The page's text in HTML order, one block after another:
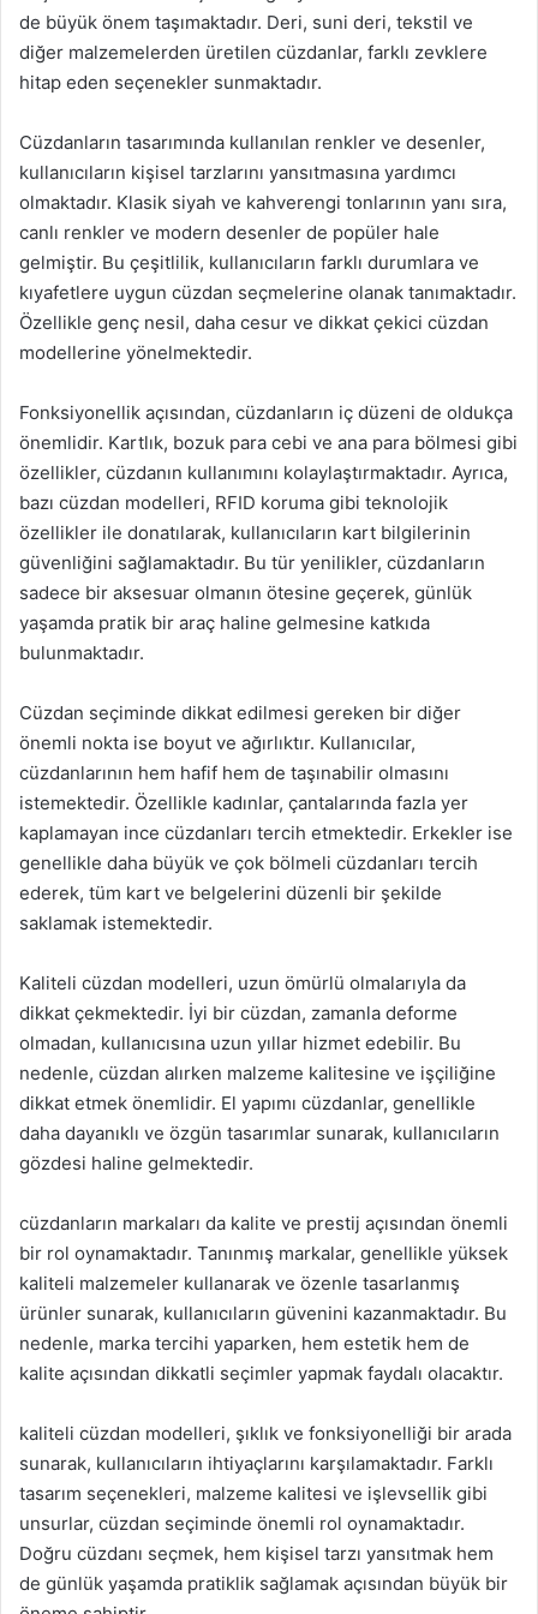
de büyük önem taşımaktadır. Deri, suni deri, tekstil ve
diğer malzemelerden üretilen cüzdanlar, farklı zevklere
hitap eden seçenekler sunmaktadır.
Cüzdanların tasarımında kullanılan renkler ve desenler,
kullanıcıların kişisel tarzlarını yansıtmasına yardımcı
olmaktadır. Klasik siyah ve kahverengi tonlarının yanı sıra,
canlı renkler ve modern desenler de popüler hale
gelmiştir. Bu çeşitlilik, kullanıcıların farklı durumlara ve
kıyafetlere uygun cüzdan seçmelerine olanak tanımaktadır.
Özellikle genç nesil, daha cesur ve dikkat çekici cüzdan
modellerine yönelmektedir.
Fonksiyonellik açısından, cüzdanların iç düzeni de oldukça
önemlidir. Kartlık, bozuk para cebi ve ana para bölmesi gibi
özellikler, cüzdanın kullanımını kolaylaştırmaktadır. Ayrıca,
bazı cüzdan modelleri, RFID koruma gibi teknolojik
özellikler ile donatılarak, kullanıcıların kart bilgilerinin
güvenliğini sağlamaktadır. Bu tür yenilikler, cüzdanların
sadece bir aksesuar olmanın ötesine geçerek, günlük
yaşamda pratik bir araç haline gelmesine katkıda
bulunmaktadır.
Cüzdan seçiminde dikkat edilmesi gereken bir diğer
önemli nokta ise boyut ve ağırlıktır. Kullanıcılar,
cüzdanlarının hem hafif hem de taşınabilir olmasını
istemektedir. Özellikle kadınlar, çantalarında fazla yer
kaplamayan ince cüzdanları tercih etmektedir. Erkekler ise
genellikle daha büyük ve çok bölmeli cüzdanları tercih
ederek, tüm kart ve belgelerini düzenli bir şekilde
saklamak istemektedir.
Kaliteli cüzdan modelleri, uzun ömürlü olmalarıyla da
dikkat çekmektedir. İyi bir cüzdan, zamanla deforme
olmadan, kullanıcısına uzun yıllar hizmet edebilir. Bu
nedenle, cüzdan alırken malzeme kalitesine ve işçiliğine
dikkat etmek önemlidir. El yapımı cüzdanlar, genellikle
daha dayanıklı ve özgün tasarımlar sunarak, kullanıcıların
gözdesi haline gelmektedir.
cüzdanların markaları da kalite ve prestij açısından önemli
bir rol oynamaktadır. Tanınmış markalar, genellikle yüksek
kaliteli malzemeler kullanarak ve özenle tasarlanmış
ürünler sunarak, kullanıcıların güvenini kazanmaktadır. Bu
nedenle, marka tercihi yaparken, hem estetik hem de
kalite açısından dikkatli seçimler yapmak faydalı olacaktır.
kaliteli cüzdan modelleri, şıklık ve fonksiyonelliği bir arada
sunarak, kullanıcıların ihtiyaçlarını karşılamaktadır. Farklı
tasarım seçenekleri, malzeme kalitesi ve işlevsellik gibi
unsurlar, cüzdan seçiminde önemli rol oynamaktadır.
Doğru cüzdanı seçmek, hem kişisel tarzı yansıtmak hem
de günlük yaşamda pratiklik sağlamak açısından büyük bir